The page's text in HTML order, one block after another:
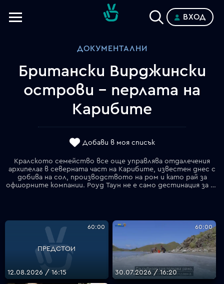
VOYO
ВХОД
ДОКУМЕНТАЛНИ
Британски Вирджински
острови - перлата на
Карибите
Добави в моя списък
Кралското семейство все още управлява отдалечения
архипелаг в северната част на Карибите, известен днес с
добива на сол, производството на ром и като рай за
офшорните компании. Роуд Таун не е само дестинация за яхти и круизни кораби, но и безопасно убежище за активите на укриващи данъци от цял свят.
ПРЕДСТОИ
60:00
12.08.2026 / 16:15
60:00
30.07.2026 / 16:20